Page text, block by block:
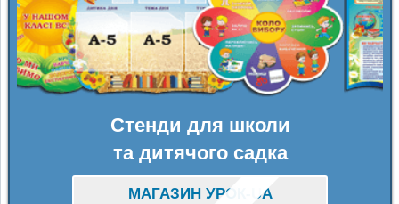
Стенди для школи
та дитячого садка
МАГАЗИН УРОК-UA